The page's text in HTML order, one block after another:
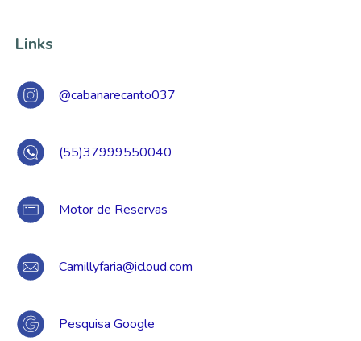
Links
@cabanarecanto037
(55)37999550040
Motor de Reservas
Camillyfaria@icloud.com
Pesquisa Google